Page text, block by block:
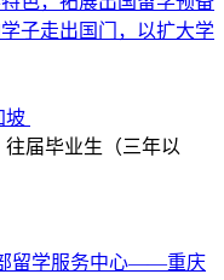
子走出国门，以扩大学
坡
届毕业生（三年以
留学服务中心——重庆